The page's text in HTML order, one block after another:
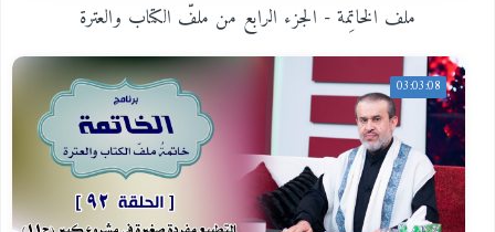
ملف الخاتِمة - الجزء الرابع من ملفّ الكتاب والعترة
03:03:08